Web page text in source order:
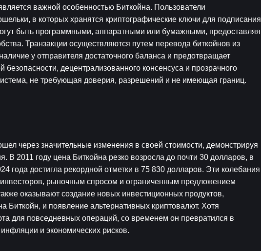
важной особенностью Биткойна. Пользователи
в которых хранятся криптографические ключи для подписания
быть программными, аппаратными или бумажными, предоставляя
Транзакции осуществляются путем перевода биткойнов из
у отправителя достаточного баланса и предотвращает
децентрализованного консенсуса и прозрачного
не требующая доверия, разрешений и не имеющая границ.
через значительные изменения в своей стоимости, демонстрируя
В 2011 году цена Биткойна резко возросла до почти 30 долларов, в
года достигла рекордной отметки в 75 830 долларов. Эти колебания
рыночным спросом и ограниченным предложением
оказывают создание новых инвестиционных продуктов,
Биткойн, и появление альтернативных криптовалют. Хотя
для повседневных операций, со временем он превратился в
и экономических рисков.